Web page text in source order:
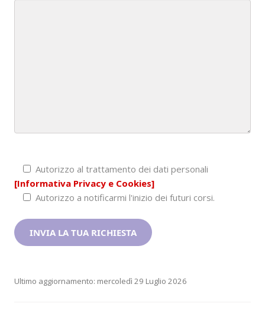
Autorizzo al trattamento dei dati personali
[Informativa Privacy e Cookies]
Autorizzo a notificarmi l'inizio dei futuri corsi.
Ultimo aggiornamento: mercoledì 29 Luglio 2026